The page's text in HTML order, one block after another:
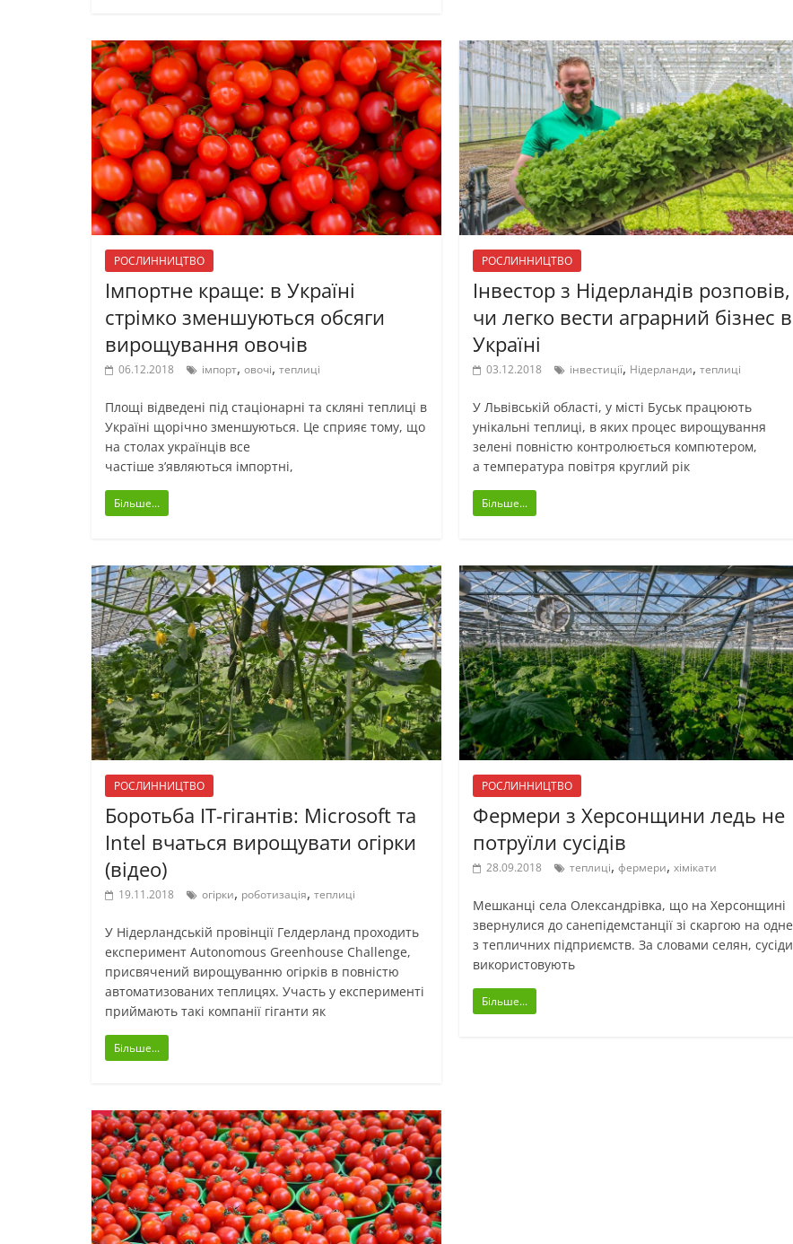
РОСЛИННИЦТВО
Імпортне краще: в Україні
стрімко зменшуються обсяги
вирощування овочів
06.12.2018 імпорт, овочі, теплиці
Площі відведені під стаціонарні та скляні теплиці в
Україні щорічно зменшуються. Це сприяє тому, що
на столах українців все
частіше з’являються імпортні,
Більше...
РОСЛИННИЦТВО
Інвестор з Нідерландів розповів,
чи легко вести аграрний бізнес в
Україні
03.12.2018 інвестиції, Нідерланди,теплиці
У Львівській області, у місті Буськ працюють
унікальні теплиці, в яких процес вирощування
зелені повністю контролюється компютером,
а температура повітря круглий рік
Більше...
РОСЛИННИЦТВО
Боротьба IT-гігантів: Microsoft та
Intel вчаться вирощувати огірки
(відео)
19.11.2018 огірки, роботизація, теплиці
У Нідерландській провінції Гелдерланд проходить
експеримент Autonomous Greenhouse Challenge,
присвячений вирощуванню огірків в повністю
автоматизованих теплицях. Участь у експерименті
приймають такі компанії гіганти як
Більше...
РОСЛИННИЦТВО
Фермери з Херсонщини ледь не
потруїли сусідів
28.09.2018 теплиці,фермери,хімікати
Мешканці села Олександрівка, що на Херсонщині
звернулися до санепідемстанції зі скаргою на одне
з тепличних підприємств. За словами селян, сусіди
використовують
Більше...